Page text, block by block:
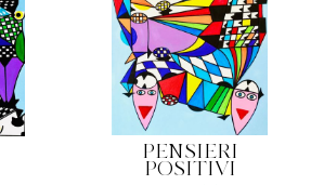
PENSIERI
POSITIVI